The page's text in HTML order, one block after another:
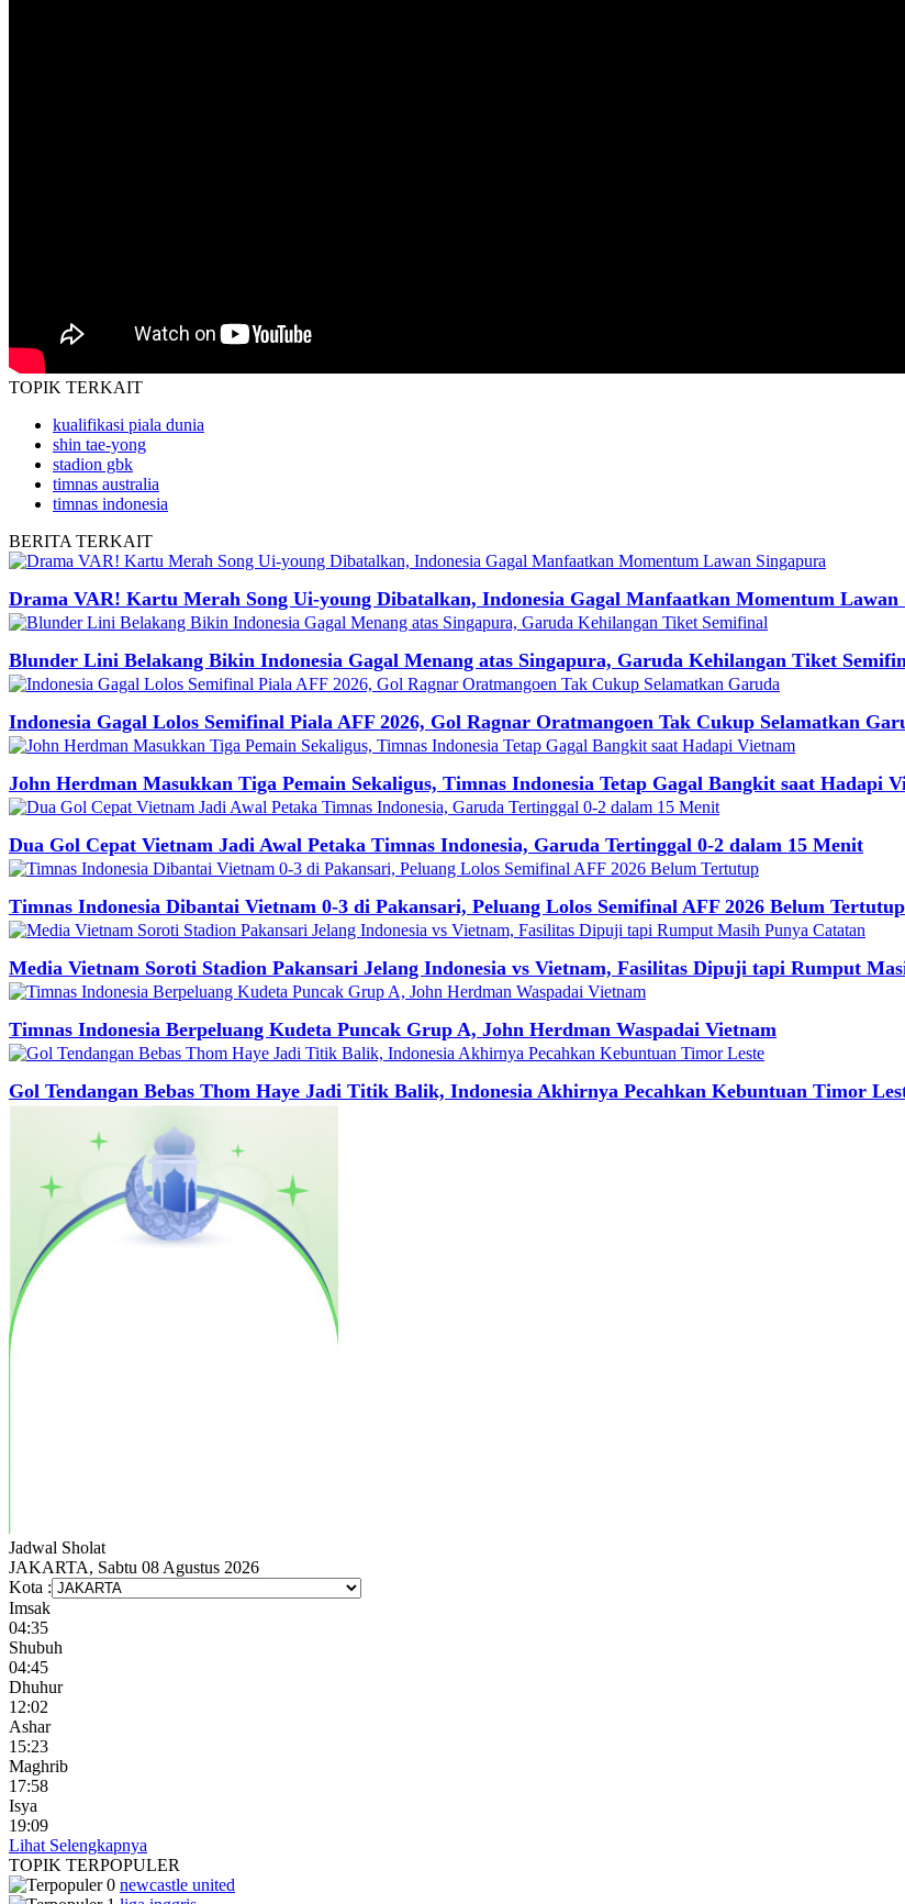
TOPIK TERKAIT
kualifikasi piala dunia
shin tae-yong
stadion gbk
timnas australia
timnas indonesia
BERITA TERKAIT
Drama VAR! Kartu Merah Song Ui-young Dibatalkan, Indonesia Gagal Manfaatkan Momentum Lawan
Blunder Lini Belakang Bikin Indonesia Gagal Menang atas Singapura, Garuda Kehilangan Tiket
Indonesia Gagal Lolos Semifinal Piala AFF 2026, Gol Ragnar Oratmangoen Tak Cukup Selamatkan
John Herdman Masukkan Tiga Pemain Sekaligus, Timnas Indonesia Tetap Gagal Bangkit saat Hadapi
Dua Gol Cepat Vietnam Jadi Awal Petaka Timnas Indonesia, Garuda Tertinggal 0-2 dalam 15 Menit
Timnas Indonesia Dibantai Vietnam 0-3 di Pakansari, Peluang Lolos Semifinal AFF 2026 Belum Tertutup
Media Vietnam Soroti Stadion Pakansari Jelang Indonesia vs Vietnam, Fasilitas Dipuji tapi Rumput
Timnas Indonesia Berpeluang Kudeta Puncak Grup A, John Herdman Waspadai Vietnam
Gol Tendangan Bebas Thom Haye Jadi Titik Balik, Indonesia Akhirnya Pecahkan Kebuntuan Timor
Jadwal Sholat
JAKARTA, Sabtu 08 Agustus 2026
Kota :
Imsak
04:35
Shubuh
04:45
Dhuhur
12:02
Ashar
15:23
Maghrib
17:58
Isya
19:09
Lihat Selengkapnya
TOPIK TERPOPULER
newcastle united